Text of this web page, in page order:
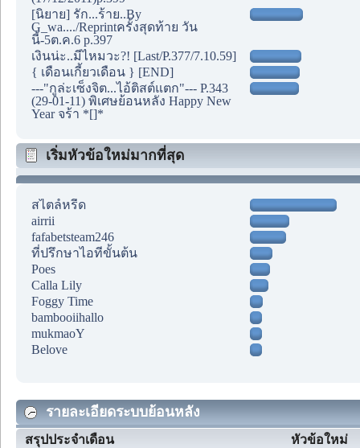
[นิยาย] รัก...ร้าย..By
G_wa..../Reprintครั้งสุดท้าย วัน
นี้-5ต.ค.6 p.397
เงินน่ะ..มีไหมวะ?! [Last/P.377/7.10.59]
{ เดือนเกี้ยวเดือน } [END]
---"กูล่ะเซ็งจิต...ไอ้ติสต์แตก"--- P.343
(29-01-11) พิเศษย้อนหลัง Happy New
Year จร้า *[]*
เริ่มหัวข้อใหม่มากที่สุด
สไตล์หรีด
airrii
fafabetsteam246
ที่ปรึกษาไอทีขั้นต้น
Poes
Calla Lily
Foggy Time
bambooiihallo
mukmaoY
Belove
รายละเอียดระบบย้อนหลัง
สรุปประจำเดือน
หัวข้อใหม่